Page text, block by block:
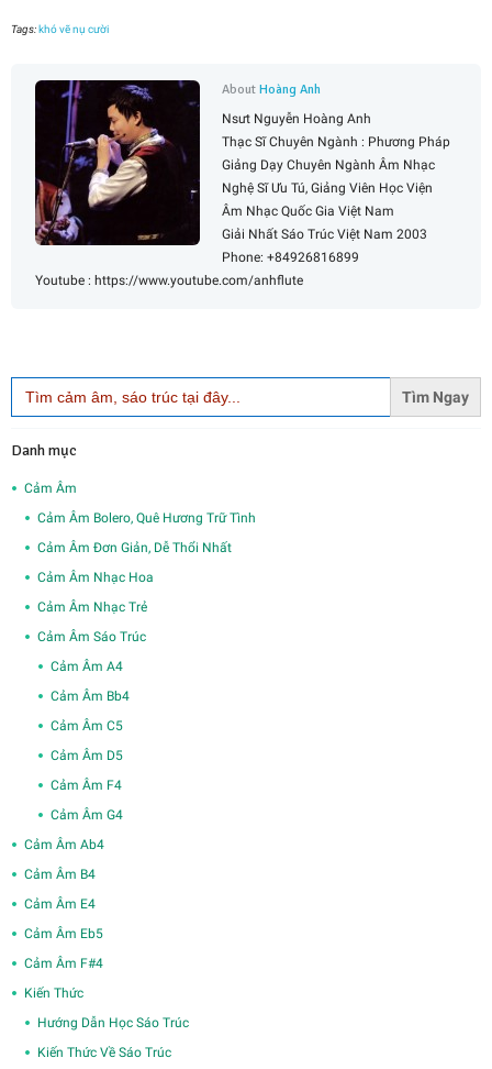
Tags:khó vẽ nụ cười
AboutHoàng Anh
Nsưt Nguyễn Hoàng Anh
Thạc Sĩ Chuyên Ngành : Phương Pháp
Giảng Dạy Chuyên Ngành Âm Nhạc
Nghệ Sĩ Ưu Tú, Giảng Viên Học Viện
Âm Nhạc Quốc Gia Việt Nam
Giải Nhất Sáo Trúc Việt Nam 2003
Phone: +84926816899
Youtube : https://www.youtube.com/anhflute
Search
for:
Danh mục
Cảm Âm
Cảm Âm Bolero, Quê Hương Trữ Tình
Cảm Âm Đơn Giản, Dễ Thổi Nhất
Cảm Âm Nhạc Hoa
Cảm Âm Nhạc Trẻ
Cảm Âm Sáo Trúc
Cảm Âm A4
Cảm Âm Bb4
Cảm Âm C5
Cảm Âm D5
Cảm Âm F4
Cảm Âm G4
Cảm Âm Ab4
Cảm Âm B4
Cảm Âm E4
Cảm Âm Eb5
Cảm Âm F#4
Kiến Thức
Hướng Dẫn Học Sáo Trúc
Kiến Thức Về Sáo Trúc